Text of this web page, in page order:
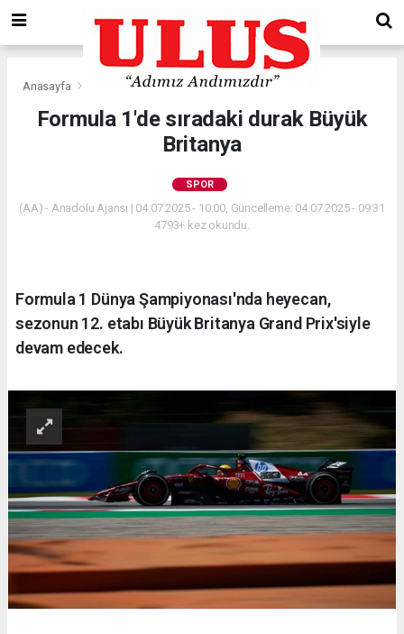
Anasayfa
Formula 1'de sıradaki durak Büyük
Britanya
SPOR
(AA) - Anadolu Ajansı | 04.07.2025 - 10:00, Güncelleme: 04.07.2025 - 09:31
4793+ kez okundu.
Formula 1 Dünya Şampiyonası'nda heyecan,
sezonun 12. etabı Büyük Britanya Grand Prix'siyle
devam edecek.